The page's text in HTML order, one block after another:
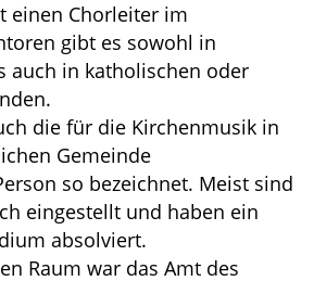
einen Chorleiter im
gibt es sowohl in
auch in katholischen oder
die für die Kirchenmusik in
Gemeinde
so bezeichnet. Meist sind
eingestellt und haben ein
absolviert.
Raum war das Amt des